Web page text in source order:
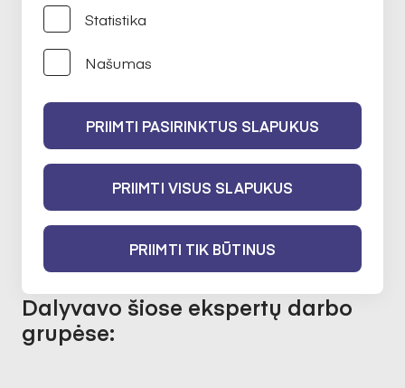
Kultūros paveldas
2024-02-14 iki 2026-02-14
Kultūros paveldas
2021-06-21 iki 2023-06-21
Dalyvavo šiose ekspertų darbo
grupėse:
Statistika
Našumas
PRIIMTI PASIRINKTUS SLAPUKUS
PRIIMTI VISUS SLAPUKUS
PRIIMTI TIK BŪTINUS